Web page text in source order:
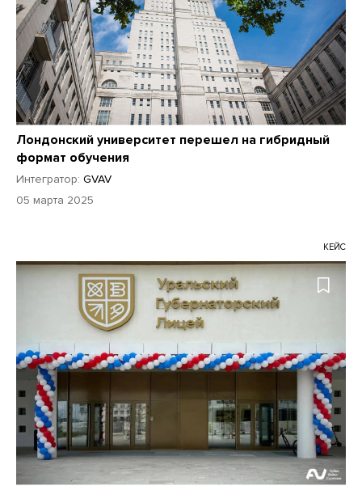
Лондонский университет перешел на гибридный
формат обучения
Интегратор: GVAV
05 марта 2025
КЕЙС